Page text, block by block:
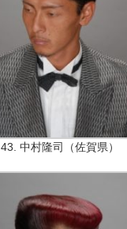
43. 中村隆司（佐賀県）